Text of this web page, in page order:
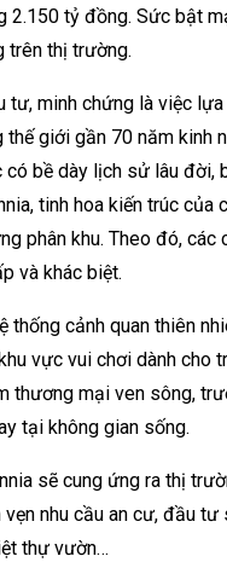
tỷ đồng. Sức bật
trên thị trường.
tư, minh chứng là việc
thế giới gần 70 năm
có bề dày lịch sử lâu
tinh hoa kiến trúc của
phân khu. Theo đó,
và khác biệt.
thống cảnh quan thiên
vực vui chơi dành cho
thương mại ven sông,
tại không gian sống.
sẽ cung ứng ra thị
nhu cầu an cư, đầu
thự vườn…